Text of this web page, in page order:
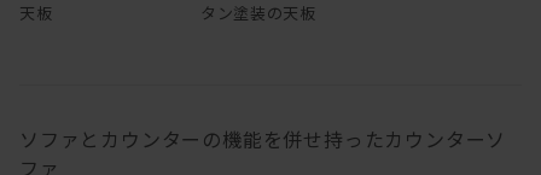
天板
タン塗装の天板
ソファとカウンターの機能を併せ持ったカウンターソ
ファ